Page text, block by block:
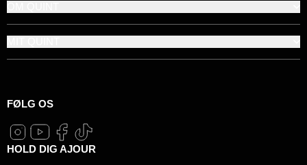
FØLG OS
HOLD DIG AJOUR